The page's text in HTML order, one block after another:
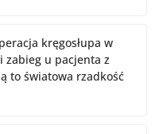
kręgosłupa w
zabieg u pacjenta z
to światowa rzadkość